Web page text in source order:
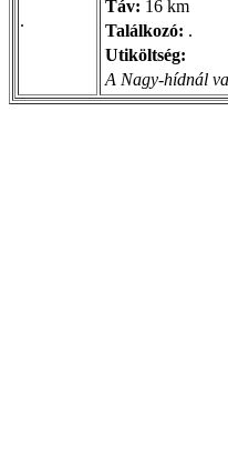
.
Táv: 16 km
Találkozó: .
Utiköltség:
A Nagy-hídnál